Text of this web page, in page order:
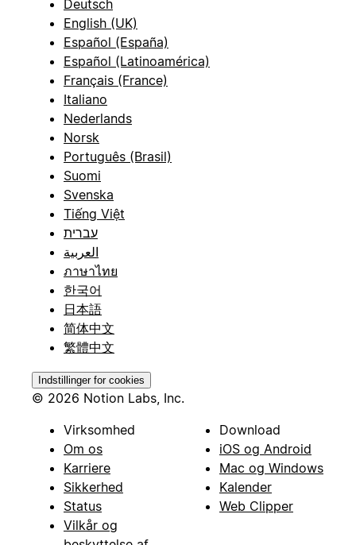
Deutsch
English (UK)
Español (España)
Español (Latinoamérica)
Français (France)
Italiano
Nederlands
Norsk
Português (Brasil)
Suomi
Svenska
Tiếng Việt
עברית
العربية
ภาษาไทย
한국어
日本語
简体中文
繁體中文
Indstillinger for cookies
© 2026 Notion Labs, Inc.
Virksomhed
Om os
Karriere
Sikkerhed
Status
Vilkår og
Download
iOS og Android
Mac og Windows
Kalender
Web Clipper